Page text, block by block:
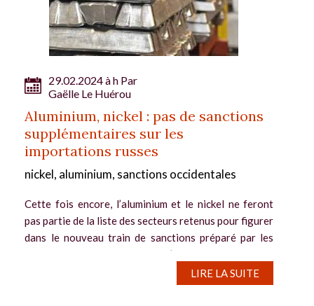
29.02.2024 à h Par
Gaëlle Le Huérou
Aluminium, nickel : pas de sanctions
supplémentaires sur les
importations russes
nickel, aluminium, sanctions occidentales
Cette fois encore, l’aluminium et le nickel ne feront
pas partie de la liste des secteurs retenus pour figurer
dans le nouveau train de sanctions préparé par les
gouvernements occidentaux à l’encontre de la Russie.